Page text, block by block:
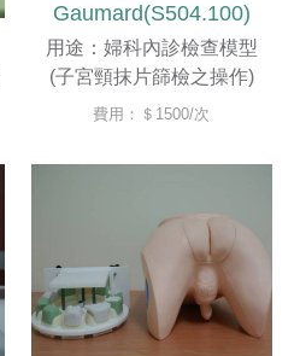
Gaumard(S504.100)
用途：婦科內診檢查模型
(子宮頸抹片篩檢之操作)
費用：＄1500/次